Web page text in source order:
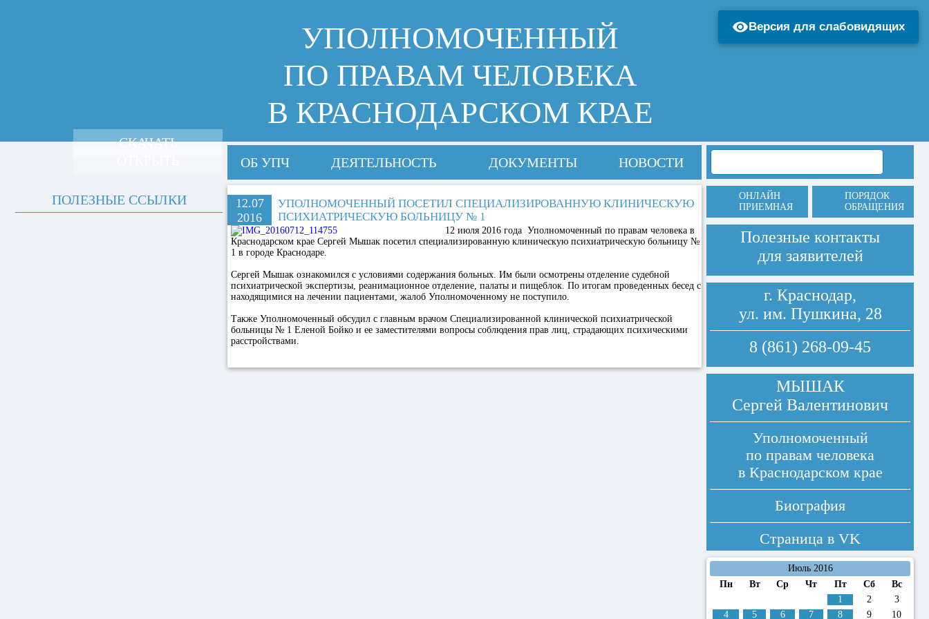
УПОЛНОМОЧЕННЫЙ
ПО ПРАВАМ ЧЕЛОВЕКА
В КРАСНОДАРСКОМ КРАЕ
ОБ УПЧ ДЕЯТЕЛЬНОСТЬ ДОКУМЕНТЫ НОВОСТИ
12.07
2016
УПОЛНОМОЧЕННЫЙ ПОСЕТИЛ СПЕЦИАЛИЗИРОВАННУЮ КЛИНИЧЕСКУЮ
ПСИХИАТРИЧЕСКУЮ БОЛЬНИЦУ № 1
12 июля 2016 года Уполномоченный по правам человека в
Краснодарском крае Сергей Мышак посетил специализированную клиническую психиатрическую больницу №
1 в городе Краснодаре.
Сергей Мышак ознакомился с условиями содержания больных. Им были осмотрены отделение судебной
психиатрической экспертизы, реанимационное отделение, палаты и пищеблок. По итогам проведенных бесед с
находящимися на лечении пациентами, жалоб Уполномоченному не поступило.
Также Уполномоченный обсудил с главным врачом Специализированной клинической психиатрической
больницы № 1 Еленой Бойко и ее заместителями вопросы соблюдения прав лиц, страдающих психическими
расстройствами.
СКАЧАТЬ
ПОЛЕЗНЫЕ ССЫЛКИ
ОНЛАЙН
ПРИЕМНАЯ
ПОРЯДОК
ОБРАЩЕНИЯ
Полезные контакты
для заявителей
г. Краснодар,
ул. им. Пушкина, 28
8 (861) 268-09-45
МЫШАК
Сергей Валентинович
Уполномоченный
по правам человека
в Краснодарском крае
Биография
Страница в VK
Июль 2016
Пн
Вт Ср Чт Пт Сб
Вс
1
2
3
4
5 6 7 8 9 10
Версия для слабовидящих